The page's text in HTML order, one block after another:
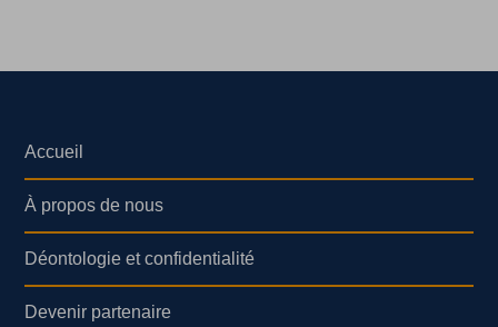
Accueil
À propos de nous
Déontologie et confidentialité
Devenir partenaire